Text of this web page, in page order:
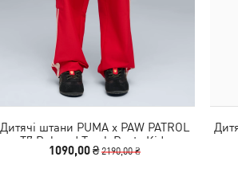
Дитячі штани PUMA x PAW PATROL
T7 Relaxed Track Pants Kids
1090,00 ₴2190,00 ₴